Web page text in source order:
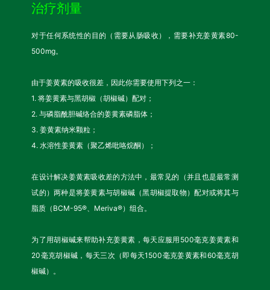
治疗剂量
对于任何系统性的目的（需要从肠吸收），需要补充姜黄素80-
500mg。
由于姜黄素的吸收很差，因此你需要使用下列之一：
1. 将姜黄素与黑胡椒（胡椒碱）配对；
2. 与磷脂酰胆碱络合的姜黄素磷脂体；
3. 姜黄素纳米颗粒；
4. 水溶性姜黄素（聚乙烯吡咯烷酮）；
在设计解决姜黄素吸收差的方法中，最常见的（并且也是最常测
试的）两种是将姜黄素与胡椒碱（黑胡椒提取物）配对或将其与
脂质（BCM-95®、Meriva®）组合。
为了用胡椒碱来帮助补充姜黄素，每天应服用500毫克姜黄素和
20毫克胡椒碱，每天三次（即每天1500毫克姜黄素和60毫克胡
椒碱）。